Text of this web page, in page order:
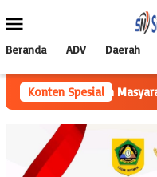
ke
Mobile
Beranda ADV Daerah
Konten Spesial
Masyarakat, Dugaan